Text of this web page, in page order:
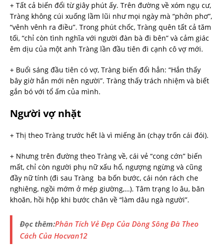
+ Tất cả biến đổi từ giây phút ấy. Trên đường về xóm ngụ cư,
Tràng không cúi xuống lầm lũi như mọi ngày mà “phởn phơ”,
“vênh vênh ra điều”. Trong phút chốc, Tràng quên tất cả tăm
tối, “chỉ còn tình nghĩa với người đàn bà đi bên” và cảm giác
êm dịu của một anh Tràng lần đầu tiên đi cạnh cô vợ mới.
+ Buổi sáng đầu tiên có vợ, Tràng biến đổi hẳn: “Hắn thấy
bây giờ hắn mới nên người”. Tràng thấy trách nhiệm và biết
gắn bó với tổ ấm của mình.
Người vợ nhặt
+ Thị theo Tràng trước hết là vì miếng ăn (chạy trốn cái đói).
+ Nhưng trên đường theo Tràng về, cái vẻ “cong cớn” biến
mất, chỉ còn người phụ nữ xấu hổ, ngượng ngừng và cũng
đầy nữ tính (đi sau Tràng ba bốn bước, cái nón rách che
nghiêng, ngồi mớm ở mép giường,…). Tâm trạng lo âu, băn
khoăn, hồi hộp khi bước chân về “làm dâu ngà người”.
Đọc thêm:Phân Tích Vẻ Đẹp Của Dòng Sông Đà Theo
Cách Của Hocvan12